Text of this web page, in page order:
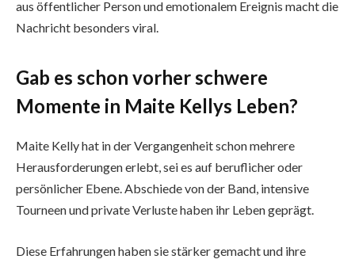
aus öffentlicher Person und emotionalem Ereignis macht die
Nachricht besonders viral.
Gab es schon vorher schwere
Momente in Maite Kellys Leben?
Maite Kelly hat in der Vergangenheit schon mehrere
Herausforderungen erlebt, sei es auf beruflicher oder
persönlicher Ebene. Abschiede von der Band, intensive
Tourneen und private Verluste haben ihr Leben geprägt.
Diese Erfahrungen haben sie stärker gemacht und ihre